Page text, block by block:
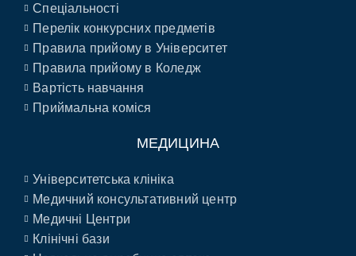
Спеціальності
Перелік конкурсних предметів
Правила прийому в Університет
Правила прийому в Коледж
Вартість навчання
Приймальна коміся
МЕДИЦИНА
Університетська клініка
Медичний консультативний центр
Медичні Центри
Клінічні бази